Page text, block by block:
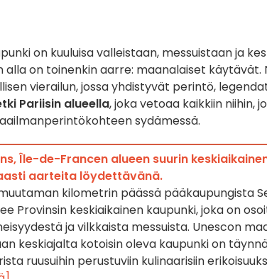
on kuuluisa valleistaan, messuistaan ja
on toinenkin aarre: maanalaiset käytävät.
vierailun, jossa yhdistyvät perintö,
Pariisin alueella, joka vetoaa kaikkiin niihin,
sydämessä.
Île-de-Francen alueen suurin
aarteita löydettävänä.
kilometrin päässä pääkaupungista
Provinsin keskiaikainen kaupunki, joka on
ja vilkkaista messuista. Unescon
keskiajalta kotoisin oleva kaupunki on
ruusuihin perustuviin kulinaarisiin